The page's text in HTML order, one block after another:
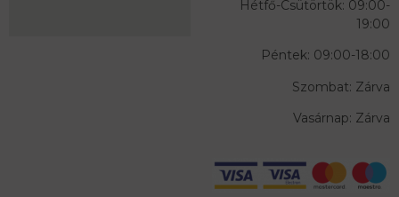
Hétfő-Csütörtök: 09:00-
19:00
Péntek: 09:00-18:00
Szombat: Zárva
Vasárnap: Zárva